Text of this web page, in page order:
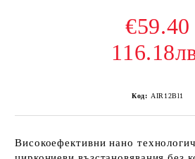
€59.40
Код: AIR12Bl1
Високоефективни нано